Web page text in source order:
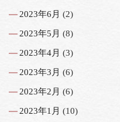
2023年6月 (2)
2023年5月 (8)
2023年4月 (3)
2023年3月 (6)
2023年2月 (6)
2023年1月 (10)